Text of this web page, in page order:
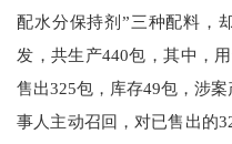
配水分保持剂”三种配料，
发，共生产440包，其中，
售出325包，库存49包，涉
事人主动召回，对已售出的